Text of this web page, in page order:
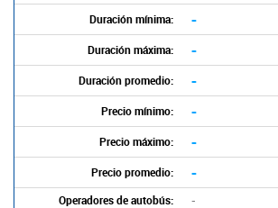
Duración mínima: -
Duración máxima: -
Duración promedio: -
Precio mínimo: -
Precio máximo: -
Precio promedio: -
Operadores de autobús:
-